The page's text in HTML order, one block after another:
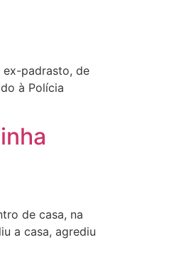
ex-padrasto, de
à Polícia
de casa, na
a casa, agrediu